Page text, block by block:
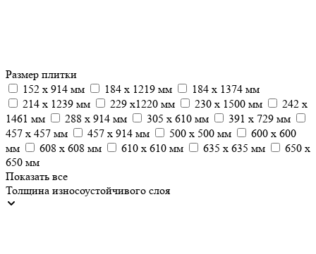
Размер плитки
152 x 914 мм
184 x 1219 мм
184 x 1374 мм
214 x 1239 мм
229 x1220 мм 230 x 1500 мм
242 x
1461 мм
288 x 914 мм 305 х 610 мм
391 x 729 мм
457 x 457 мм
457 х 914 мм 500 x 500 мм
600 x 600
мм
608 х 608 мм 610 x 610 мм 635 x 635 мм
650 х
650 мм
Показать все
Толщина износоустойчивого слоя